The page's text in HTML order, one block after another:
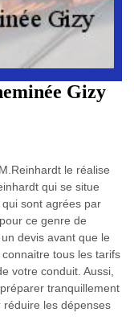
Gizy
le réalise
qui se situe
sont agrées par
ce genre de
devis avant que le
tous les tarifs
votre conduit. Aussi,
tranquillement
les dépenses